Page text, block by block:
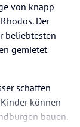
von knapp
Der
beliebtesten
gemietet
schaffen
können
bauen.